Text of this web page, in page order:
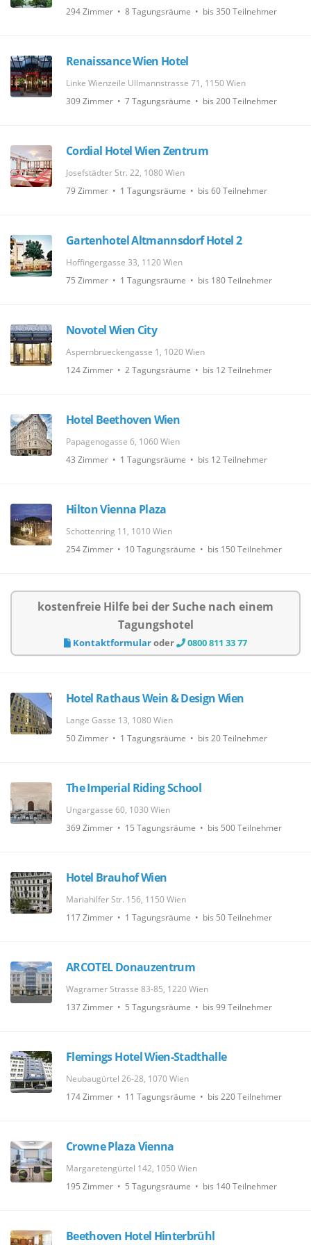
294 Zimmer • 8 Tagungsräume • bis 350 Teilnehmer
Renaissance Wien Hotel
Linke Wienzeile Ullmannstrasse 71, 1150 Wien
309 Zimmer • 7 Tagungsräume • bis 200 Teilnehmer
Cordial Hotel Wien Zentrum
Josefstädter Str. 22, 1080 Wien
79 Zimmer • 1 Tagungsräume • bis 60 Teilnehmer
Gartenhotel Altmannsdorf Hotel 2
Hoffingergasse 33, 1120 Wien
75 Zimmer • 1 Tagungsräume • bis 180 Teilnehmer
Novotel Wien City
Aspernbrueckengasse 1, 1020 Wien
124 Zimmer • 2 Tagungsräume • bis 12 Teilnehmer
Hotel Beethoven Wien
Papagenogasse 6, 1060 Wien
43 Zimmer • 1 Tagungsräume • bis 12 Teilnehmer
Hilton Vienna Plaza
Schottenring 11, 1010 Wien
254 Zimmer • 10 Tagungsräume • bis 150 Teilnehmer
kostenfreie Hilfe bei der Suche nach einem
Tagungshotel
Kontaktformularoder 0800 811 33 77
Hotel Rathaus Wein & Design Wien
Lange Gasse 13, 1080 Wien
50 Zimmer • 1 Tagungsräume • bis 20 Teilnehmer
The Imperial Riding School
Ungargasse 60, 1030 Wien
369 Zimmer • 15 Tagungsräume • bis 500 Teilnehmer
Hotel Brauhof Wien
Mariahilfer Str. 156, 1150 Wien
117 Zimmer • 1 Tagungsräume • bis 50 Teilnehmer
ARCOTEL Donauzentrum
Wagramer Strasse 83-85, 1220 Wien
137 Zimmer • 5 Tagungsräume • bis 99 Teilnehmer
Flemings Hotel Wien-Stadthalle
Neubaugürtel 26-28, 1070 Wien
174 Zimmer • 11 Tagungsräume • bis 220 Teilnehmer
Crowne Plaza Vienna
Margaretengürtel 142, 1050 Wien
195 Zimmer • 5 Tagungsräume • bis 140 Teilnehmer
Beethoven Hotel Hinterbrühl